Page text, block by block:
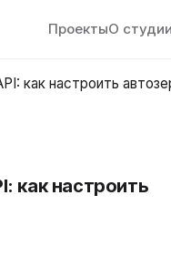
ПроектыО студии
как настроить
как настроить